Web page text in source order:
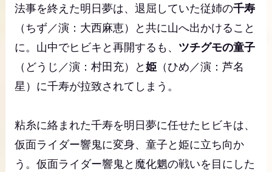
法事を終えた明日夢は、退屈していた従姉の千寿
（ちず／演：大西麻恵）と共に山へ出かけること
に。山中でヒビキと再開するも、 ツチグモの童子
（どうじ／演：村田充）と姫（ひめ／演：芦名
星）に千寿が拉致されてしまう。
粘糸に絡まれた千寿を明日夢に任せたヒビキは、
仮面ライダー響鬼に変身、童子と姫に立ち向か
う。仮面ライダー響鬼と魔化魍の戦いを目にした